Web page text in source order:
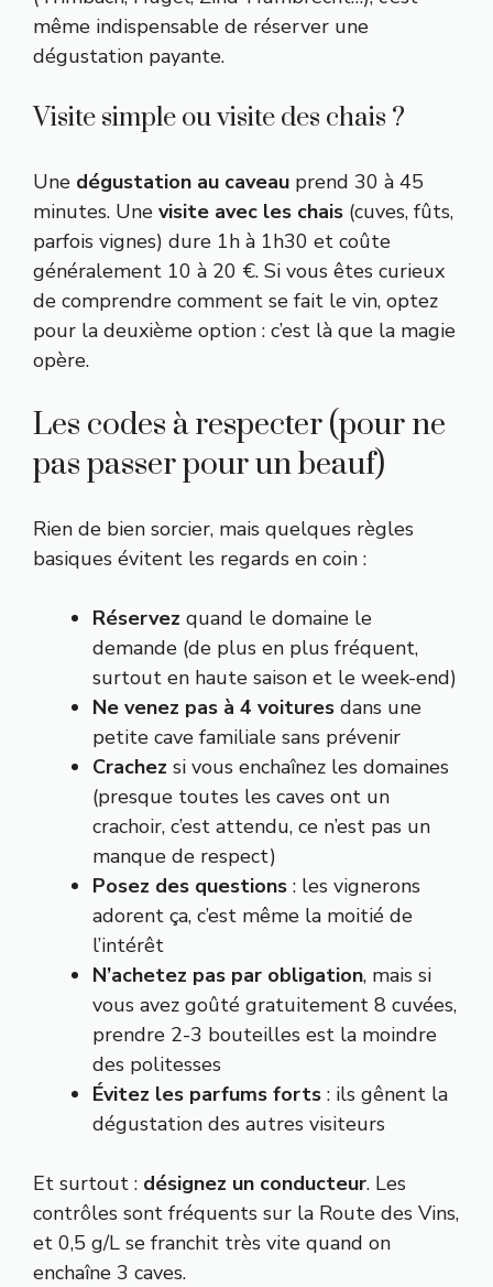
même indispensable de réserver une
dégustation payante.
Visite simple ou visite des chais ?
Une dégustation au caveau prend 30 à 45
minutes. Une visite avec les chais (cuves, fûts,
parfois vignes) dure 1h à 1h30 et coûte
généralement 10 à 20 €. Si vous êtes curieux
de comprendre comment se fait le vin, optez
pour la deuxième option : c’est là que la magie
opère.
Les codes à respecter (pour ne
pas passer pour un beauf)
Rien de bien sorcier, mais quelques règles
basiques évitent les regards en coin :
Réservez quand le domaine le
demande (de plus en plus fréquent,
surtout en haute saison et le week-end)
Ne venez pas à 4 voitures dans une
petite cave familiale sans prévenir
Crachez si vous enchaînez les domaines
(presque toutes les caves ont un
crachoir, c’est attendu, ce n’est pas un
manque de respect)
Posez des questions : les vignerons
adorent ça, c’est même la moitié de
l’intérêt
N’achetez pas par obligation, mais si
vous avez goûté gratuitement 8 cuvées,
prendre 2-3 bouteilles est la moindre
des politesses
Évitez les parfums forts : ils gênent la
dégustation des autres visiteurs
Et surtout : désignez un conducteur. Les
contrôles sont fréquents sur la Route des Vins,
et 0,5 g/L se franchit très vite quand on
enchaîne 3 caves.